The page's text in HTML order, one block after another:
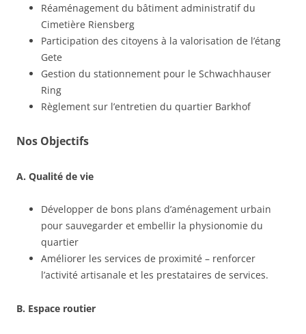
Réaménagement du bâtiment administratif du
Cimetière Riensberg
Participation des citoyens à la valorisation de l’étang
Gete
Gestion du stationnement pour le Schwachhauser
Ring
Règlement sur l’entretien du quartier Barkhof
Nos Objectifs
A. Qualité de vie
Développer de bons plans d’aménagement urbain
pour sauvegarder et embellir la physionomie du
quartier
Améliorer les services de proximité – renforcer
l’activité artisanale et les prestataires de services.
B. Espace routier